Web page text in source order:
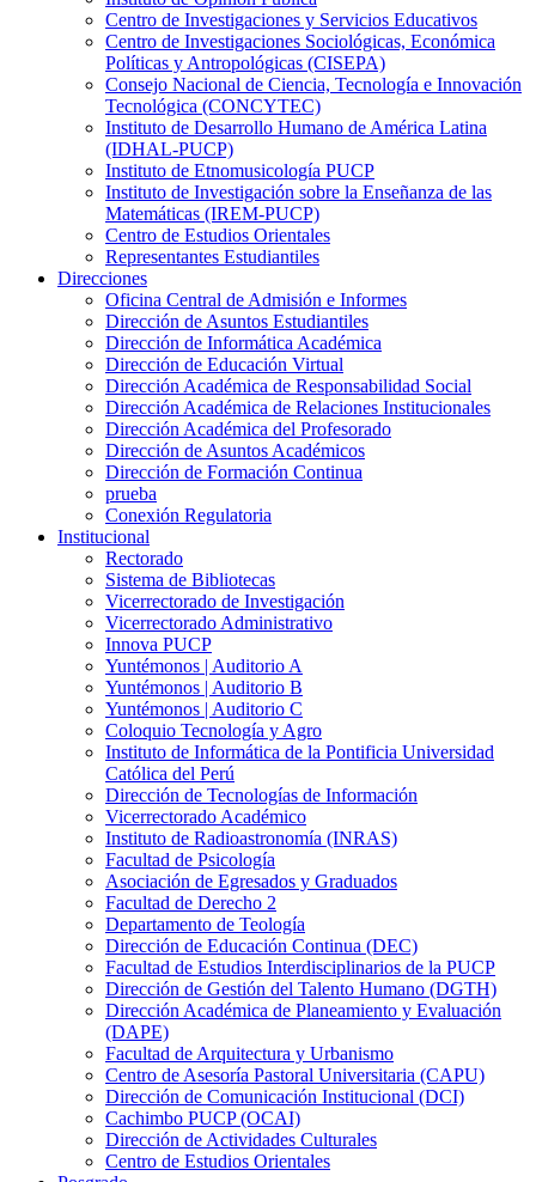
Centro de Investigaciones y Servicios Educativos
Centro de Investigaciones Sociológicas, Económica
Políticas y Antropológicas (CISEPA)
Consejo Nacional de Ciencia, Tecnología e Innovación
Tecnológica (CONCYTEC)
Instituto de Desarrollo Humano de América Latina
(IDHAL-PUCP)
Instituto de Etnomusicología PUCP
Instituto de Investigación sobre la Enseñanza de las
Matemáticas (IREM-PUCP)
Centro de Estudios Orientales
Representantes Estudiantiles
Direcciones
Oficina Central de Admisión e Informes
Dirección de Asuntos Estudiantiles
Dirección de Informática Académica
Dirección de Educación Virtual
Dirección Académica de Responsabilidad Social
Dirección Académica de Relaciones Institucionales
Dirección Académica del Profesorado
Dirección de Asuntos Académicos
Dirección de Formación Continua
prueba
Conexión Regulatoria
Institucional
Rectorado
Sistema de Bibliotecas
Vicerrectorado de Investigación
Vicerrectorado Administrativo
Innova PUCP
Yuntémonos | Auditorio A
Yuntémonos | Auditorio B
Yuntémonos | Auditorio C
Coloquio Tecnología y Agro
Instituto de Informática de la Pontificia Universidad
Católica del Perú
Dirección de Tecnologías de Información
Vicerrectorado Académico
Instituto de Radioastronomía (INRAS)
Facultad de Psicología
Asociación de Egresados y Graduados
Facultad de Derecho 2
Departamento de Teología
Dirección de Educación Continua (DEC)
Facultad de Estudios Interdisciplinarios de la PUCP
Dirección de Gestión del Talento Humano (DGTH)
Dirección Académica de Planeamiento y Evaluación
(DAPE)
Facultad de Arquitectura y Urbanismo
Centro de Asesoría Pastoral Universitaria (CAPU)
Dirección de Comunicación Institucional (DCI)
Cachimbo PUCP (OCAI)
Dirección de Actividades Culturales
Centro de Estudios Orientales